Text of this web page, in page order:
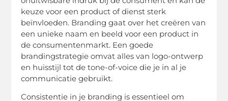
keuze voor een product of dienst sterk
beïnvloeden. Branding gaat over het creëren van
een unieke naam en beeld voor een product in
de consumentenmarkt. Een goede
brandingstrategie omvat alles van logo-ontwerp
en huisstijl tot de tone-of-voice die je in al je
communicatie gebruikt.
Consistentie in je branding is essentieel om